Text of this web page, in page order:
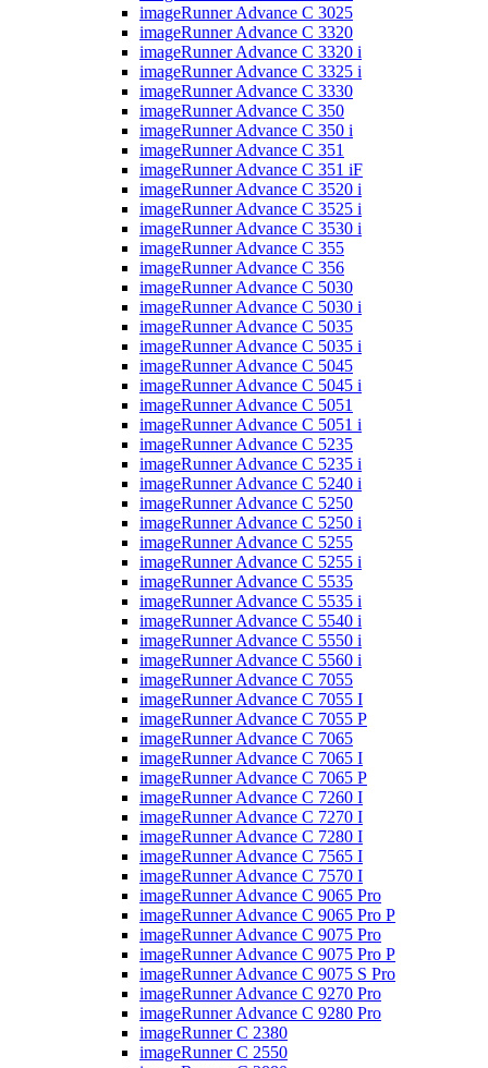
imageRunner Advance C 3025
imageRunner Advance C 3320
imageRunner Advance C 3320 i
imageRunner Advance C 3325 i
imageRunner Advance C 3330
imageRunner Advance C 350
imageRunner Advance C 350 i
imageRunner Advance C 351
imageRunner Advance C 351 iF
imageRunner Advance C 3520 i
imageRunner Advance C 3525 i
imageRunner Advance C 3530 i
imageRunner Advance C 355
imageRunner Advance C 356
imageRunner Advance C 5030
imageRunner Advance C 5030 i
imageRunner Advance C 5035
imageRunner Advance C 5035 i
imageRunner Advance C 5045
imageRunner Advance C 5045 i
imageRunner Advance C 5051
imageRunner Advance C 5051 i
imageRunner Advance C 5235
imageRunner Advance C 5235 i
imageRunner Advance C 5240 i
imageRunner Advance C 5250
imageRunner Advance C 5250 i
imageRunner Advance C 5255
imageRunner Advance C 5255 i
imageRunner Advance C 5535
imageRunner Advance C 5535 i
imageRunner Advance C 5540 i
imageRunner Advance C 5550 i
imageRunner Advance C 5560 i
imageRunner Advance C 7055
imageRunner Advance C 7055 I
imageRunner Advance C 7055 P
imageRunner Advance C 7065
imageRunner Advance C 7065 I
imageRunner Advance C 7065 P
imageRunner Advance C 7260 I
imageRunner Advance C 7270 I
imageRunner Advance C 7280 I
imageRunner Advance C 7565 I
imageRunner Advance C 7570 I
imageRunner Advance C 9065 Pro
imageRunner Advance C 9065 Pro P
imageRunner Advance C 9075 Pro
imageRunner Advance C 9075 Pro P
imageRunner Advance C 9075 S Pro
imageRunner Advance C 9270 Pro
imageRunner Advance C 9280 Pro
imageRunner C 2380
imageRunner C 2550